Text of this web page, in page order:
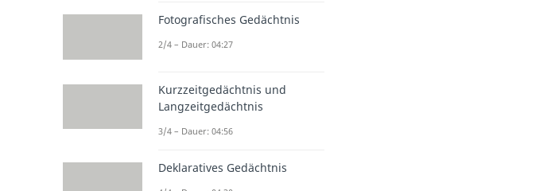
Fotografisches Gedächtnis
2/4 – Dauer: 04:27
Kurzzeitgedächtnis und
Langzeitgedächtnis
3/4 – Dauer: 04:56
Deklaratives Gedächtnis